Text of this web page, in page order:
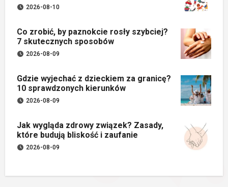
2026-08-10
Co zrobić, by paznokcie rosły szybciej?
7 skutecznych sposobów
2026-08-09
Gdzie wyjechać z dzieckiem za granicę?
10 sprawdzonych kierunków
2026-08-09
Jak wygląda zdrowy związek? Zasady,
które budują bliskość i zaufanie
2026-08-09